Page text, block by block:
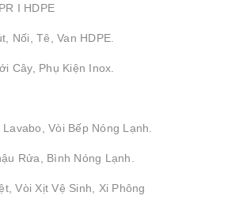
I HDPE
Nối, Tê, Van HDPE.
Cây, Phụ Kiện Inox.
Vòi Bếp Nóng Lạnh.
Rửa, Bình Nóng Lạnh.
Vòi Xịt Vệ Sinh, Xi Phông